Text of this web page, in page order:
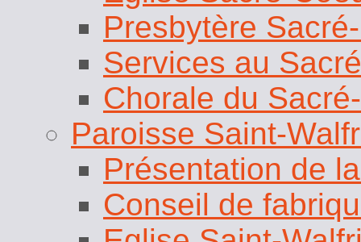
Services au
Chorale du
Paroisse Saint-
Présentation de
Conseil de
Eglise Saint-